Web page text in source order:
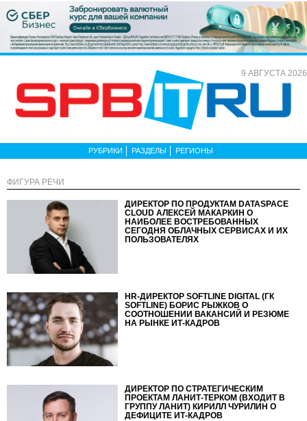
9 АВГУСТА 2026
РУБРИКИ РАЗДЕЛЫ РЕГИОНЫ
ФИГУРА РЕЧИ
ДИРЕКТОР ПО ПРОДУКТАМ DATASPACE
CLOUD АЛЕКСЕЙ МАКАРКИН О
НАИБОЛЕЕ ВОСТРЕБОВАННЫХ
СЕГОДНЯ ОБЛАЧНЫХ СЕРВИСАХ И ИХ
ПОЛЬЗОВАТЕЛЯХ
HR-ДИРЕКТОР SOFTLINE DIGITAL (ГК
SOFTLINE) БОРИС РЫЖКОВ О
СООТНОШЕНИИ ВАКАНСИЙ И РЕЗЮМЕ
НА РЫНКЕ ИТ-КАДРОВ
ДИРЕКТОР ПО СТРАТЕГИЧЕСКИМ
ПРОЕКТАМ ЛАНИТ-ТЕРКОМ (ВХОДИТ В
ГРУППУ ЛАНИТ) КИРИЛЛ ЧУРИЛИН О
ДЕФИЦИТЕ ИТ-КАДРОВ